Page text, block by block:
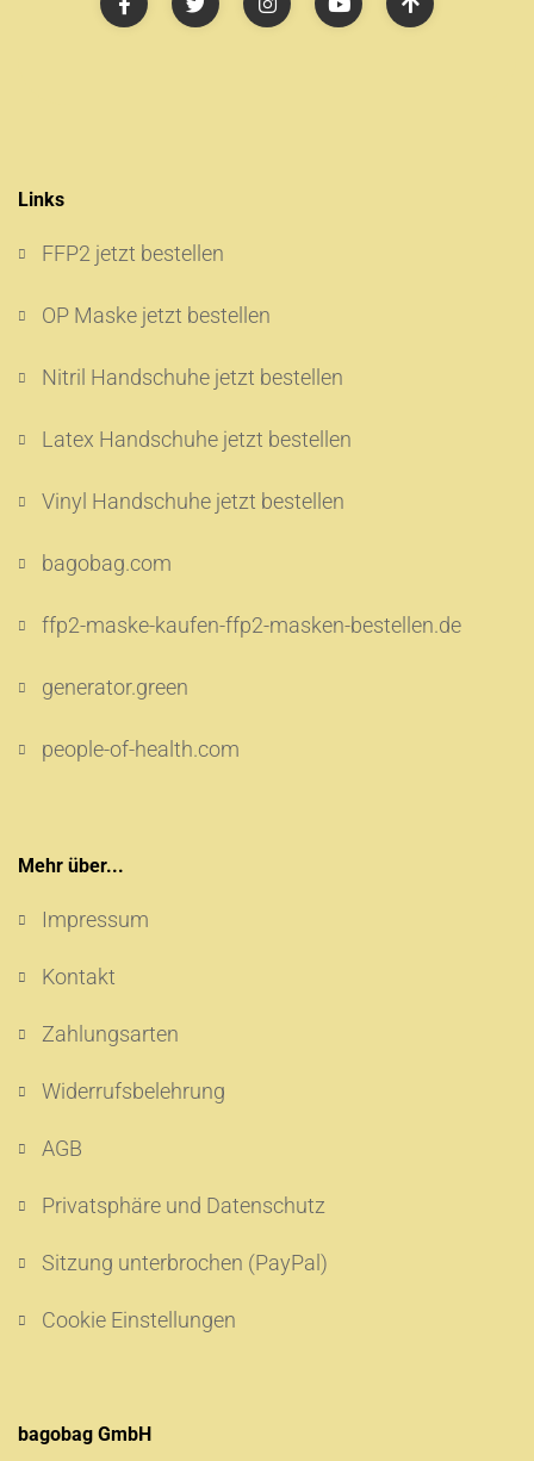
Links
FFP2 jetzt bestellen
OP Maske jetzt bestellen
Nitril Handschuhe jetzt bestellen
Latex Handschuhe jetzt bestellen
Vinyl Handschuhe jetzt bestellen
bagobag.com
ffp2-maske-kaufen-ffp2-masken-bestellen.de
generator.green
people-of-health.com
Mehr über...
Impressum
Kontakt
Zahlungsarten
Widerrufsbelehrung
AGB
Privatsphäre und Datenschutz
Sitzung unterbrochen (PayPal)
Cookie Einstellungen
bagobag GmbH